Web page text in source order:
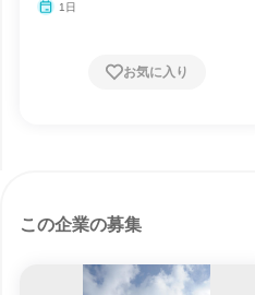
1日
お気に入り
この企業の募集